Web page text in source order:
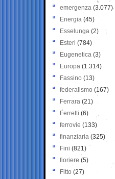
emergenza (3.077)
Energia (45)
Esselunga (2)
Esteri (784)
Eugenetica (3)
Europa (1.314)
Fassino (13)
federalismo (167)
Ferrara (21)
Ferretti (6)
ferrovie (133)
finanziaria (325)
Fini (821)
fioriere (5)
Fitto (27)